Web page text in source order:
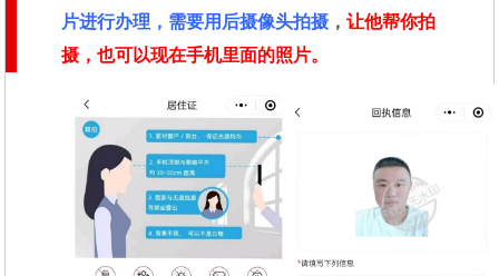
片进行办理，需要用后摄像头拍摄 ，让他帮你拍
摄，也可以现在手机里面的照片。